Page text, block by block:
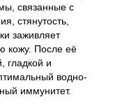
связанные с
стянутость,
заживляет
кожу. После её
гладкой и
водно-
иммунитет.